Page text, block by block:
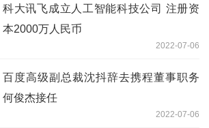
科大讯飞成立人工智能科技公司 注册资
本2000万人民币
2022-07-06
百度高级副总裁沈抖辞去携程董事职务
何俊杰接任
2022-07-06